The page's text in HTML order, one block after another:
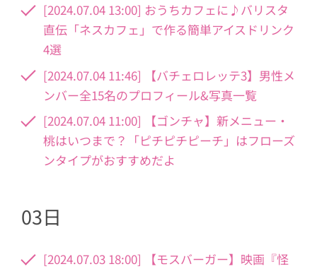
[2024.07.04 13:00] おうちカフェに♪バリスタ
直伝「ネスカフェ」で作る簡単アイスドリンク
4選
[2024.07.04 11:46] 【バチェロレッテ3】男性メ
ンバー全15名のプロフィール&写真一覧
[2024.07.04 11:00] 【ゴンチャ】新メニュー・
桃はいつまで？「ピチピチピーチ」はフローズ
ンタイプがおすすめだよ
03日
[2024.07.03 18:00] 【モスバーガー】映画『怪